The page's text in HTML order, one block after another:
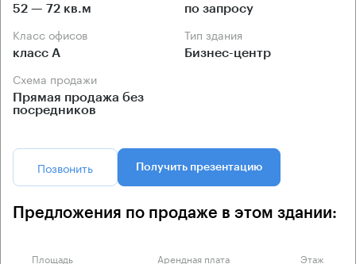
52 — 72 кв.м по запросу
Класс офисов
класс А
Тип здания
Бизнес-центр
Схема продажи
Прямая продажа без
посредников
Позвонить Получить презентацию
Предложения по продаже в этом здании:
Площадь Арендная плата Этаж